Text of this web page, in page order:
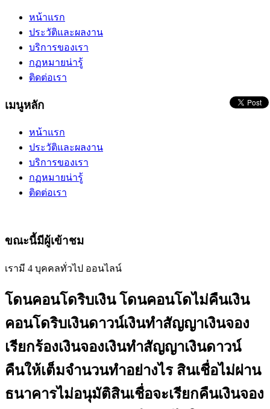
หน้าแรก
ประวัติและผลงาน
บริการของเรา
กฏหมายน่ารู้
ติดต่อเรา
เมนูหลัก
หน้าแรก
ประวัติและผลงาน
บริการของเรา
กฏหมายน่ารู้
ติดต่อเรา
ขณะนี้มีผู้เข้าชม
เรามี 4 บุคคลทั่วไป ออนไลน์
โดนคอนโดริบเงิน โดนคอนโดไม่คืนเงิน
คอนโดริบเงินดาวน์เงินทำสัญญาเงินจอง
เรียกร้องเงินจองเงินทำสัญญาเงินดาวน์
คืนให้เต็มจำนวนทำอย่างไร สินเชื่อไม่ผ่าน
ธนาคารไม่อนุมัติสินเชื่อจะเรียกคืนเงินจอง